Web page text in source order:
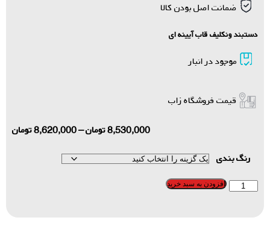
ضمانت اصل بودن کالا
دستبند ونکلیف قاب آیینه ای
موجود در انبار
قیمت فروشگاه زاب
8,530,000تومان–
8,620,000تومان
رنگ بندی
افزودن به سبد خرید